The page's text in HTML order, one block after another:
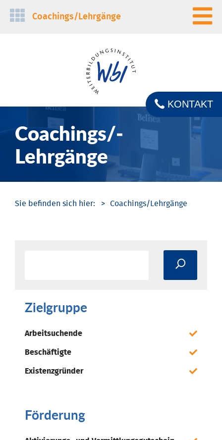
Navigation
Coachings/­Lehrgänge
Coachings/­
Lehrgänge
KONTAKT
Coachings/­Lehrgänge
Zielgruppe
Arbeitsuchende
Beschäftigte
Existenzgründer
Förderung